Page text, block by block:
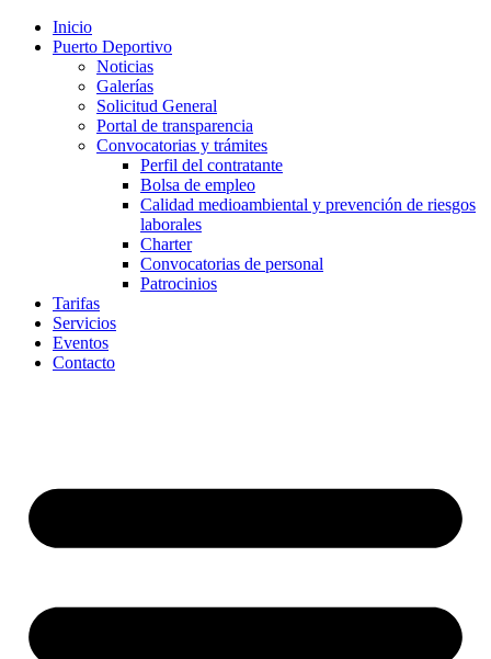
Inicio
Puerto Deportivo
Noticias
Galerías
Solicitud General
Portal de transparencia
Convocatorias y trámites
Perfil del contratante
Bolsa de empleo
Calidad medioambiental y prevención de riesgos
laborales
Charter
Convocatorias de personal
Patrocinios
Tarifas
Servicios
Eventos
Contacto